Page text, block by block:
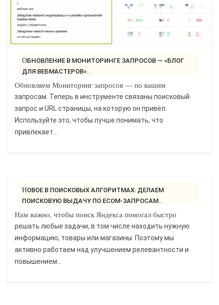
ОБНОВЛЕНИЕ В МОНИТОРИНГЕ ЗАПРОСОВ — «БЛОГ
ДЛЯ ВЕБМАСТЕРОВ»..
Обновляем Мониторинг запросов — по вашим
запросам. Теперь в инструменте связаны поисковый
запрос и URL страницы, на которую он привёл.
Используйте это, чтобы лучше понимать, что
привлекает...
НОВОЕ В ПОИСКОВЫХ АЛГОРИТМАХ: ДЕЛАЕМ
ПОИСКОВУЮ ВЫДАЧУ ПО ECOM-ЗАПРОСАМ..
Нам важно, чтобы поиск Яндекса помогал быстро
решать любые задачи, в том числе находить нужную
информацию, товары или магазины. Поэтому мы
активно работаем над улучшением релевантности и
повышением...